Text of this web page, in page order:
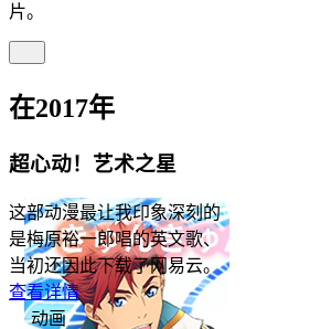
片。
在2017年
超心动！艺术之星
这部动漫最让我印象深刻的
是梅原裕一郎唱的英文歌、
当初还因此下载了网易云。
查看详情
动画